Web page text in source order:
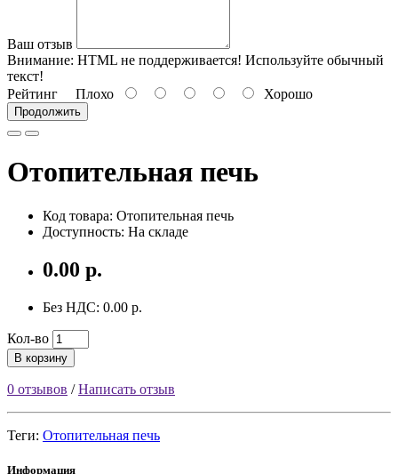
Ваш отзыв
Внимание: HTML не поддерживается! Используйте обычный
текст!
Рейтинг Плохо Хорошо
Продолжить
Отопительная печь
Код товара: Отопительная печь
Доступность: На складе
0.00 р.
Без НДС: 0.00 р.
Кол-во
В корзину
0 отзывов /Написать отзыв
Теги: Отопительная печь
Информация